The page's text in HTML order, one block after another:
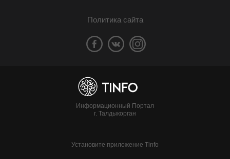
Политика сайта
Информационный Портал
г. Талдыкорган
Установите приложение Tinfo